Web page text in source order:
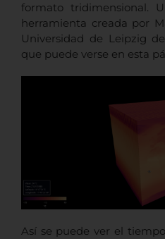
formato tridimensional.
herramienta creada por
Universidad de Leipzig
que puede verse en esta
Así se puede ver el